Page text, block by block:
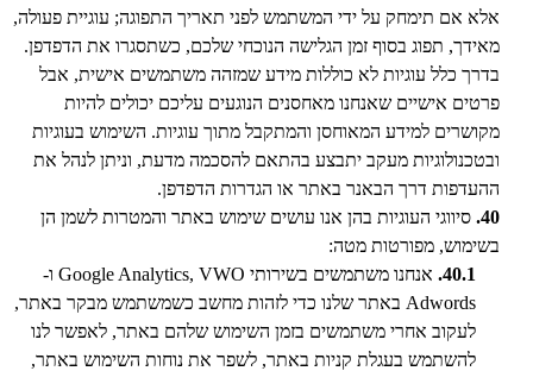
אלא אם תימחק על ידי המשתמש לפני תאריך התפוגה; עוגיית פעולה,
מאידך, תפוג בסוף זמן הגלישה הנוכחי שלכם, כשתסגרו את הדפדפן.
בדרך כלל עוגיות לא כוללות מידע שמזהה משתמשים אישית, אבל
פרטים אישיים שאנחנו מאחסנים הנוגעים עליכם יכולים להיות
מקושרים למידע המאוחסן והמתקבל מתוך עוגיות. השימוש בעוגיות
ובטכנולוגיות מעקב יתבצע בהתאם להסכמה מדעת, וניתן לנהל את
ההעדפות דרך הבאנר באתר או הגדרות הדפדפן.
40. סיווגי העוגיות בהן אנו עושים שימוש באתר והמטרות לשמן הן
בשימוש, מפורטות מטה:
40.1.
אנחנו משתמשים בשירותי Google Analytics, VWO ו-
Adwords באתר שלנו כדי לזהות מחשב כשמשתמש מבקר באתר,
לעקוב אחרי משתמשים בזמן השימוש שלהם באתר, לאפשר לנו
להשתמש בעגלת קניות באתר, לשפר את נוחות השימוש באתר,